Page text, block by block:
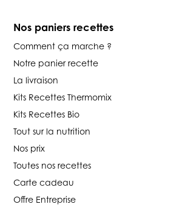
Nos paniers recettes
Comment ça marche ?
Notre panier recette
La livraison
Kits Recettes Thermomix
Kits Recettes Bio
Tout sur la nutrition
Nos prix
Toutes nos recettes
Carte cadeau
Offre Entreprise